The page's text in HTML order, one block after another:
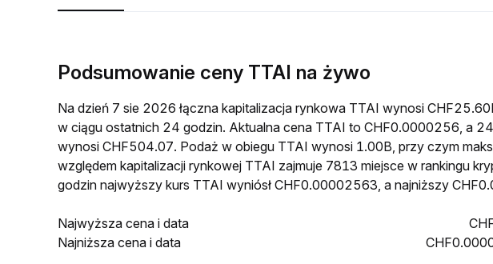
Podsumowanie ceny TTAI na żywo
Na dzień 7 sie 2026 łączna kapitalizacja rynkowa TTAI wynosi
w ciągu ostatnich 24 godzin. Aktualna cena TTAI to CHF0.0000256, a
wynosi CHF504.07. Podaż w obiegu TTAI wynosi 1.00B, przy czym
względem kapitalizacji rynkowej TTAI zajmuje 7813 miejsce w rankingu
godzin najwyższy kurs TTAI wyniósł CHF0.00002563, a najniższy
Najwyższa cena i data
Najniższa cena i data